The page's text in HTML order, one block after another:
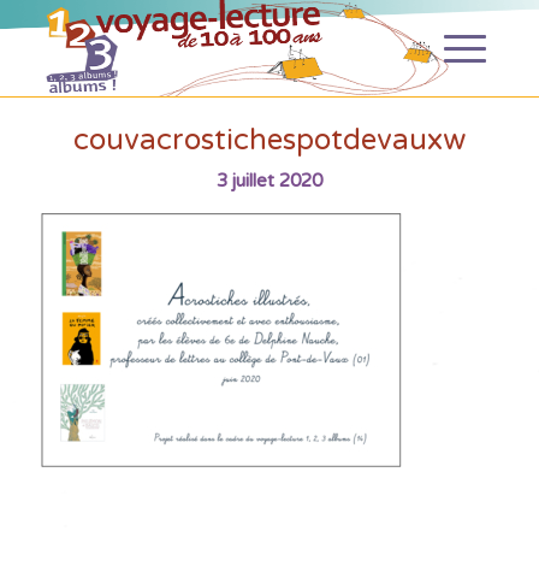
couvacrostichespotdevauxw
3 juillet 2020